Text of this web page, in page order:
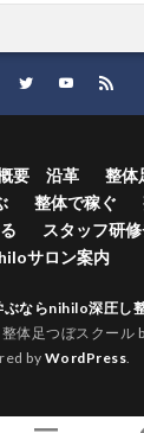
要 沿革
整体
整体で稼ぐ
スタッフ研
サロン案内
ぶならnihilo深圧し
体足つぼスクール
by WordPress.